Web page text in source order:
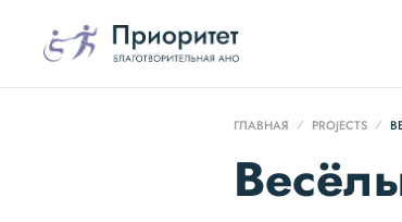
ГЛАВНАЯ PROJECTS